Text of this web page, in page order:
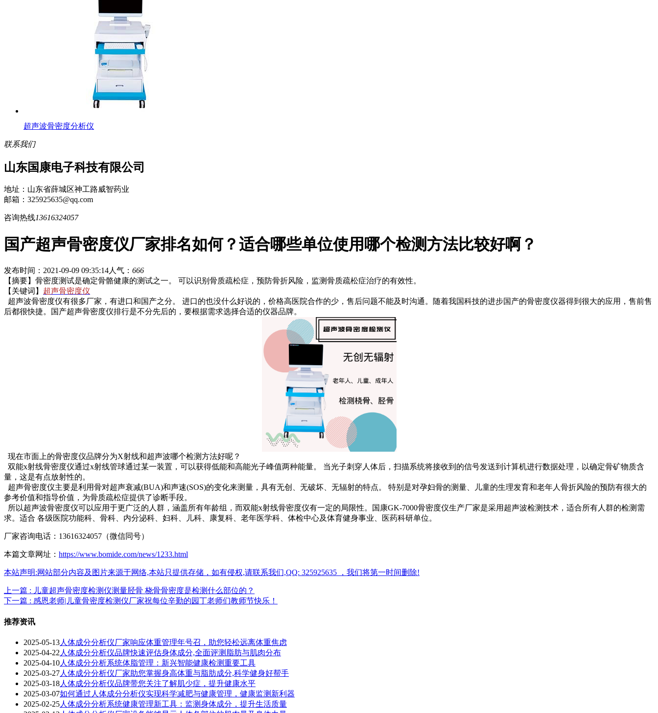
超声波骨密度分析仪
联系我们
山东国康电子科技有限公司
地址：山东省薛城区神工路威智药业
邮箱：325925635@qq.com
咨询热线13616324057
国产超声骨密度仪厂家排名如何？适合哪些单位使用哪个检测方法比较好啊？
发布时间：2021-09-09 09:35:14人气： 666
【摘要】骨密度测试是确定骨骼健康的测试之一。 可以识别骨质疏松症，预防骨折风险，监测骨质疏松症治疗的有效性。
【关键词】 超声骨密度仪
超声波骨密度仪有很多厂家，有进口和国产之分。 进口的也没什么好说的，价格高医院合作的少，售后问题不能及时沟通。随着我国科技的进步国产的骨密度仪器得到很大的应用，售前售
后都很快捷。国产超声骨密度仪排行是不分先后的，要根据需求选择合适的仪器品牌。
现在市面上的骨密度仪品牌分为X射线和超声波哪个检测方法好呢？
双能x射线骨密度仪通过x射线管球通过某一装置，可以获得低能和高能光子峰值两种能量。 当光子刺穿人体后，扫描系统将接收到的信号发送到计算机进行数据处理，以确定骨矿物质含
量，这是有点放射性的。
超声骨密度仪主要是利用骨对超声衰减(BUA)和声速(SOS)的变化来测量，具有无创、无破坏、无辐射的特点。 特别是对孕妇骨的测量、儿童的生理发育和老年人骨折风险的预防有很大的
参考价值和指导价值，为骨质疏松症提供了诊断手段。
所以超声波骨密度仪可以应用于更广泛的人群，涵盖所有年龄组，而双能x射线骨密度仪有一定的局限性。国康GK-7000骨密度仪生产厂家是采用超声波检测技术，适合所有人群的检测需
求。适合 各级医院功能科、骨科、内分泌科、妇科、儿科、康复科、老年医学科、体检中心及体育健身事业、医药科研单位。
厂家咨询电话：13616324057（微信同号）
本篇文章网址： https://www.bomide.com/news/1233.html
本站声明:网站部分内容及图片来源于网络,本站只提供存储，如有侵权,请联系我们,QQ: 325925635 ，我们将第一时间删除!
上一篇 : 儿童超声骨密度检测仪测量胫骨 桡骨骨密度是检测什么部位的？
下一篇 : 感恩老师|儿童骨密度检测仪厂家祝每位辛勤的园丁老师们教师节快乐！
推荐资讯
2025-05-13人体成分分析仪厂家响应体重管理年号召，助您轻松远离体重焦虑
2025-04-22 人体成分分析仪品牌快速评估身体成分,全面评测脂肪与肌肉分布
2025-04-10人体成分分析系统体脂管理：新兴智能健康检测重要工具
2025-03-27人体成分分析仪厂家助您掌握身高体重与脂肪成分,科学健身好帮手
2025-03-18人体成分分析仪品牌带您关注了解肌少症，提升健康水平
2025-03-07如何通过人体成分分析仪实现科学减肥与健康管理，健康监测新利器
2025-02-25人体成分分析系统健康管理新工具：监测身体成分，提升生活质量